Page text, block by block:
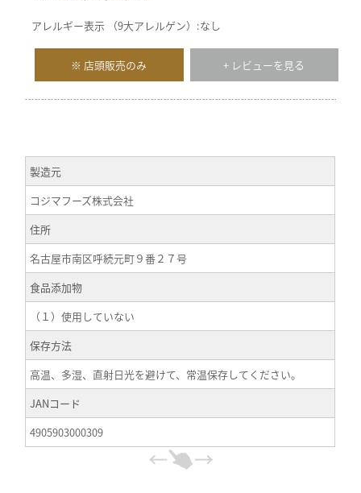
アレルギー表示 （9大アレルゲン）:なし
※ 店頭販売のみ + レビューを見る
製造元
コジマフーズ株式会社
住所
名古屋市南区呼続元町９番２７号
食品添加物
（１）使用していない
保存方法
高温、多湿、直射日光を避けて、常温保存してください。
JANコード
4905903000309